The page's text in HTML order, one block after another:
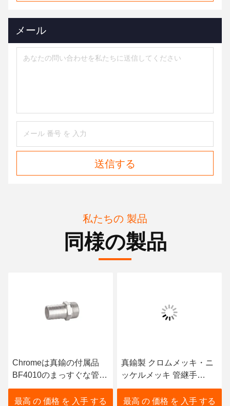
メール
送信する
私たちの 製品
同様の製品
Chromeは真鍮の付属品
BF4010のまっすぐな管付
属品のJacketedタイプを
めっきした
最高 の 価格 を 入手 する
真鍮製 クロムメッキ・ニ
ッケルメッキ 管継手
BF4025 ジャケットタイ
プ
最高 の 価格 を 入手 する